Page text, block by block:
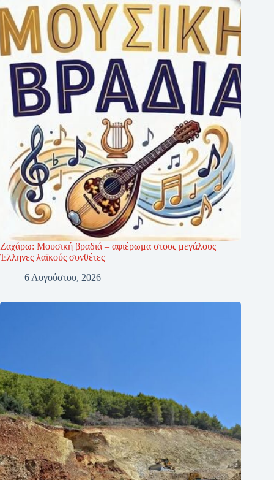
Ζαχάρω: Μουσική βραδιά – αφιέρωμα στους μεγάλους
Έλληνες λαϊκούς συνθέτες
6 Αυγούστου, 2026